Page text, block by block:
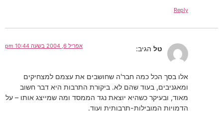
Reply
טל הגיב: אפריל 6, 2004 בשעה 10:44 pm
אלו בסך הכל כמה חבר'ה שחושבים את עצמם למצחיקים
ומאגניבים, בעוד שהם לא. ביקורת התרבות היא דבר חשוב
מאוד, ובעיקר כשהיא יוצאת נגד הממסד ומה שמייצג אותו – על
הדמויות המובילות-תרבותית ועוד.